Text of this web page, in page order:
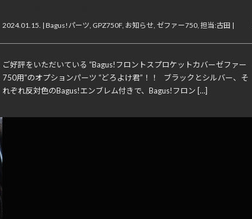
2024.01.15. | Bagus!パーツ GPZ750F, お知らせ, ゼファー750, 担当:古田 |
ご好評をいただいている “Bagus!フロントスプロケットカバーゼファー
750用”のオプションパーツ “どろよけ君”！！ ブラックとシルバー、そ
れぞれ反対色のBagus!エンブレム付きで、Bagus!フロン […]